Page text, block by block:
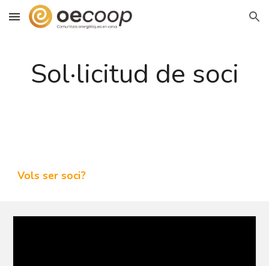
Skip to main content Skip to navigation
Sol·licitud de soci
Vols ser soci?